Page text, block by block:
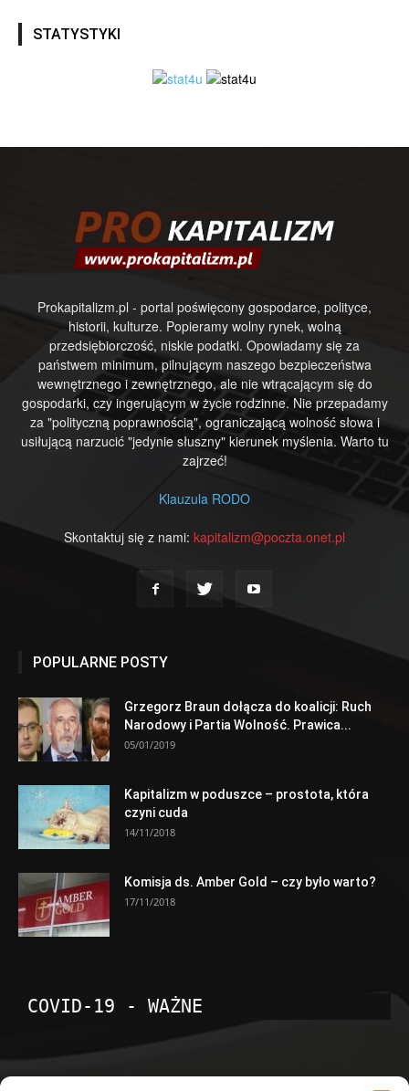
STATYSTYKI
Prokapitalizm.pl - portal poświęcony gospodarce, polityce,
historii, kulturze. Popieramy wolny rynek, wolną
przedsiębiorczość, niskie podatki. Opowiadamy się za
państwem minimum, pilnującym naszego bezpieczeństwa
wewnętrznego i zewnętrznego, ale nie wtrącającym się do
gospodarki, czy ingerującym w życie rodzinne. Nie przepadamy
za "polityczną poprawnością", ograniczającą wolność słowa i
usiłującą narzucić "jedynie słuszny" kierunek myślenia. Warto tu
zajrzeć!
Klauzula RODO
Skontaktuj się z nami: kapitalizm@poczta.onet.pl
POPULARNE POSTY
Grzegorz Braun dołącza do koalicji: Ruch
Narodowy i Partia Wolność. Prawica...
05/01/2019
Kapitalizm w poduszce – prostota, która
czyni cuda
14/11/2018
Komisja ds. Amber Gold – czy było warto?
17/11/2018
COVID-19 - WAŻNE